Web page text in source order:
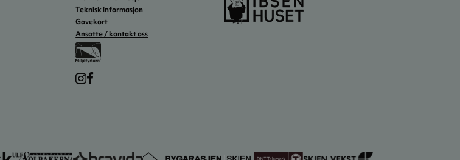
Teknisk informasjon
Gavekort
Ansatte / kontakt oss